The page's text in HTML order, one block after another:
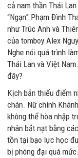
cả nam thần Thái
“Ngạn” Phạm Đình
như Trúc Anh và
của tomboy Alex
Nghe nói quá trình
Thái Lan và Việt
đây?
Kịch bản thiếu điểm
chán. Nữ chính
không thể hòa nhập
nhân bắt nạt bằng
tồn tại bạo lực học
bị phóng đại quá